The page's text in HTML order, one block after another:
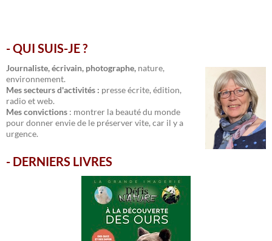
- QUI SUIS-JE ?
Journaliste, écrivain, photographe, nature,
environnement.
Mes secteurs d'activités : presse écrite, édition,
radio et web.
Mes convictions : montrer la beauté du monde
pour donner envie de le préserver vite, car il y a
urgence.
- DERNIERS LIVRES